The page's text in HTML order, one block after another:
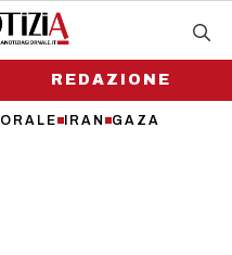
IRAN GAZA
REDAZIONE